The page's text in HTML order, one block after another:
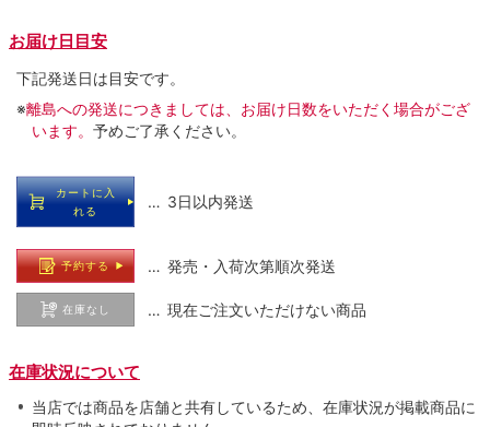
お届け日目安
下記発送日は目安です。
※離島への発送につきましては、お届け日数をいただく場合がござ
います。 予めご了承ください。
カートに入
れる
… 3日以内発送
予約する … 発売・入荷次第順次発送
在庫なし … 現在ご注文いただけない商品
在庫状況について
当店では商品を店舗と共有しているため、在庫状況が掲載商品に